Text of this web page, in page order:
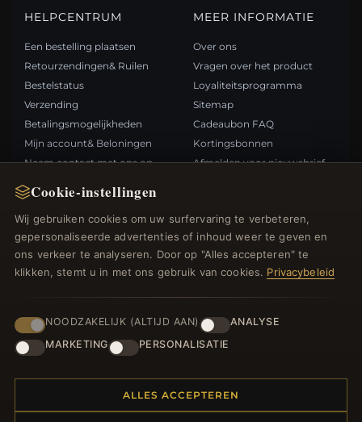
Cookie-instellingen
Wij gebruiken cookies om uw surfervaring te verbeteren,
gepersonaliseerde advertenties of inhoud weer te geven en
ons verkeer te analyseren. Door op "Alles accepteren" te
klikken, stemt u in met ons gebruik van cookies. Privacybeleid
NOODZAKELIJK (ALTIJD AAN)
ANALYSE
MARKETING
PERSONALISATIE
ALLES ACCEPTEREN
HELPCENTRUM
Een bestelling plaatsen
Retourzendingen& Ruilen
Bestelstatus
Verzending
Betalingsmogelijkheden
Mijn account& Beloningen
Neem contact met ons op
MEER INFORMATIE
Over ons
Vragen over het product
Loyaliteitsprogramma
Sitemap
Cadeaubon FAQ
Kortingsbonnen
Afmelden voor nieuwsbrief
Nieuwe producten
Specials
Blog
Beoordelingen
Inloggen
BETAALMETHODEN